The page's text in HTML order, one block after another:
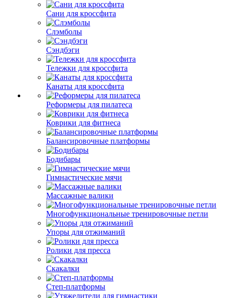
Сани для кроссфита
Слэмболы
Сэндбэги
Тележки для кроссфита
Канаты для кроссфита
Реформеры для пилатеса
Коврики для фитнеса
Балансировочные платформы
Бодибары
Гимнастические мячи
Массажные валики
Многофункциональные тренировочные петли
Упоры для отжиманий
Ролики для пресса
Скакалки
Степ-платформы